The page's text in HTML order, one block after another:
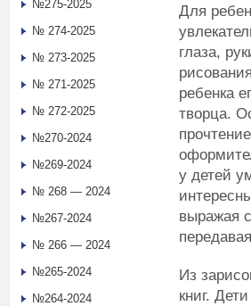
Для
глаза,
ребенка
творца.
у детей
выражая
Из
книг.
№275-2025
№ 274-2025
№ 273-2025
№ 271-2025
№ 272-2025
№270-2024
№269-2024
№ 268 — 2024
№267-2024
№ 266 — 2024
№265-2024
№264-2024